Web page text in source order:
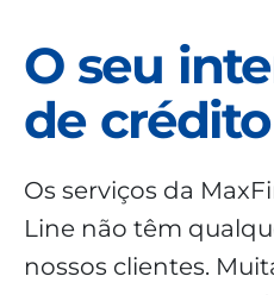
O seu
de crédito
Os serviços da
Line não têm
nossos clientes.